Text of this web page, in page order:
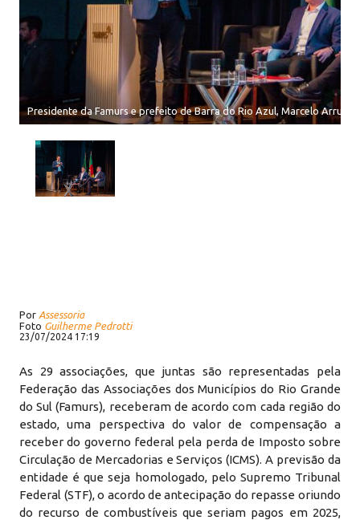
Presidente da Famurs e prefeito de Barra do Rio Azul, Marcelo
Por Assessoria
Foto Guilherme Pedrotti
23/07/2024 17:19
As 29 associações, que juntas são representadas pela
Federação das Associações dos Municípios do Rio Grande
do Sul (Famurs), receberam de acordo com cada região do
estado, uma perspectiva do valor de compensação a
receber do governo federal pela perda de Imposto sobre
Circulação de Mercadorias e Serviços (ICMS). A previsão da
entidade é que seja homologado, pelo Supremo Tribunal
Federal (STF), o acordo de antecipação do repasse oriundo
do recurso de combustíveis que seriam pagos em 2025,